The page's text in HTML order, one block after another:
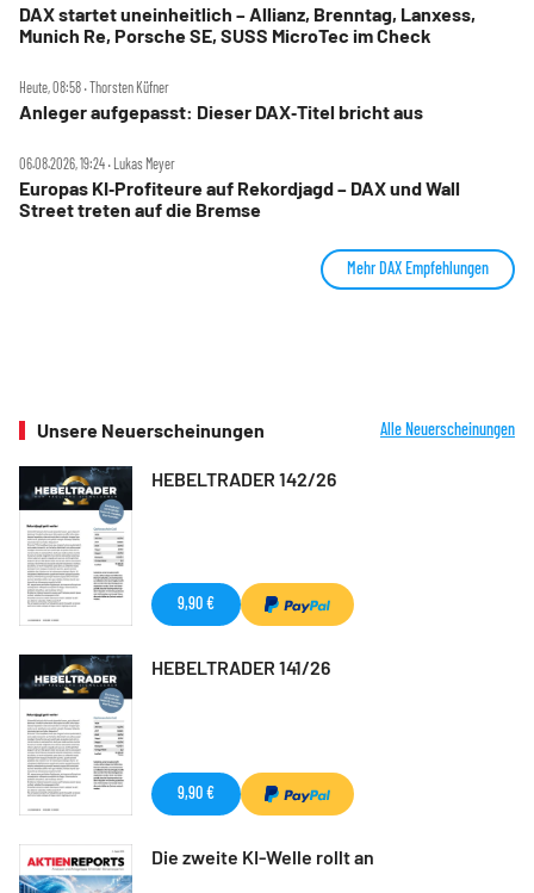
DAX startet uneinheitlich – Allianz, Brenntag, Lanxess,
Munich Re, Porsche SE, SUSS MicroTec im Check
Heute, 08:58 ‧ Thorsten Küfner
Anleger aufgepasst: Dieser DAX‑Titel bricht aus
06.08.2026, 19:24 ‧ Lukas Meyer
Europas KI‑Profiteure auf Rekordjagd – DAX und Wall
Street treten auf die Bremse
Mehr DAX Empfehlungen
Unsere Neuerscheinungen Alle Neuerscheinungen
HEBELTRADER 142/26
9,90 €
HEBELTRADER 141/26
9,90 €
Die zweite KI-Welle rollt an